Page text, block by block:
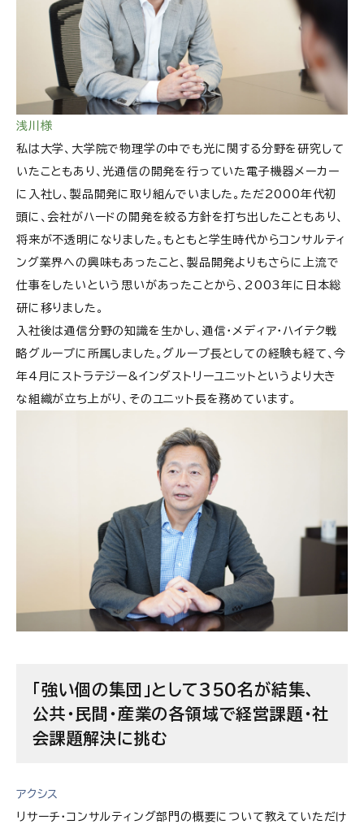
浅川様
私は大学、大学院で物理学の中でも光に関する分野を研究して
いたこともあり、光通信の開発を行っていた電子機器メーカー
に入社し、製品開発に取り組んでいました。ただ2000年代初
頭に、会社がハードの開発を絞る方針を打ち出したこともあり、
将来が不透明になりました。もともと学生時代からコンサルティ
ング業界への興味もあったこと、製品開発よりもさらに上流で
仕事をしたいという思いがあったことから、2003年に日本総
研に移りました。
入社後は通信分野の知識を生かし、通信・メディア・ハイテク戦
略グループに所属しました。グループ長としての経験も経て、今
年4月にストラテジー&インダストリーユニットというより大き
な組織が立ち上がり、そのユニット長を務めています。
「強い個の集団」として350名が結集、
公共・民間・産業の各領域で経営課題・社
会課題解決に挑む
アクシス
リサーチ・コンサルティング部門の概要について教えていただけ